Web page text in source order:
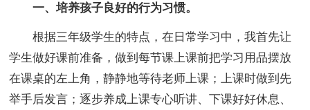
一、培养孩子良好的行为习惯。
根据三年级学生的特点，在日常学习中，我首先让
学生做好课前准备，做到每节课上课前把学习用品摆放
在课桌的左上角，静静地等待老师上课；上课时做到先
举手后发言；逐步养成上课专心听讲、下课好好休息、